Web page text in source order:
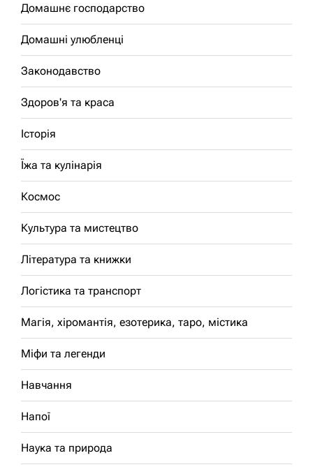
Домашнє господарство
Домашні улюбленці
Законодавство
Здоров'я та краса
Історія
Їжа та кулінарія
Космос
Культура та мистецтво
Література та книжки
Логістика та транспорт
Магія, хіромантія, езотерика, таро, містика
Міфи та легенди
Навчання
Напої
Наука та природа